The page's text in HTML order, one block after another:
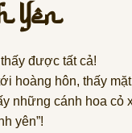
Yên
được tất cả!
hoàng hôn, thấy
những cánh hoa
yên”!